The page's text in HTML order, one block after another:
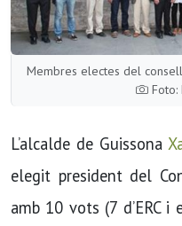
Membres electes del
Foto:
L’alcalde de Guissona
elegit president del
amb 10 vots (7 d’ERC